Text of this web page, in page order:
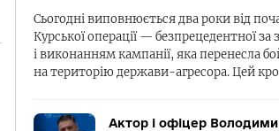
Сьогодні виповнюється два роки від
Курської операції — безпрецедентної за
і виконанням кампанії, яка перенесла
на територію держави-агресора. Цей
Актор і офіцер